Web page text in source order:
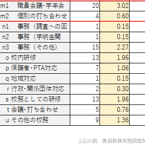
上記の図 教員勤務実態調査